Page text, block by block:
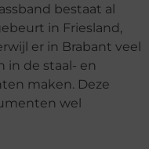
bestaat al
in Friesland,
er in Brabant veel
in de staal- en
maken. Deze
wel